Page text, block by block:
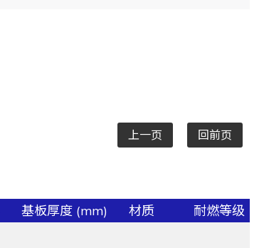
上一页 回前页
基板厚度 (mm) 材质 耐燃等级